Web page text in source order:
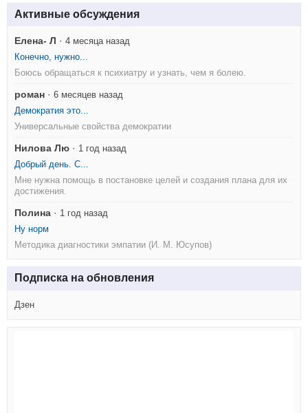
Активные обсуждения
Елена- Л ·4 месяца назад
Конечно, нужно...
Боюсь обращаться к психиатру и узнать, чем я болею.
роман ·6 месяцев назад
Демократия это...
Универсальные свойства демократии
Нилова Лю · 1 год назад
Добрый день. С...
Мне нужна помощь в постановке целей и создания плана для их
достижения.
Полина · 1 год назад
Ну норм
Методика диагностики эмпатии (И. М. Юсупов)
Подписка на обновления
Дзен